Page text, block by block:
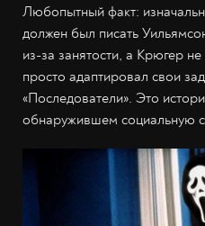
Любопытный факт:
должен был писать
из-за занятости, а Крюгер
просто адаптировал свои
«Последователи». Это
обнаружившем социальную